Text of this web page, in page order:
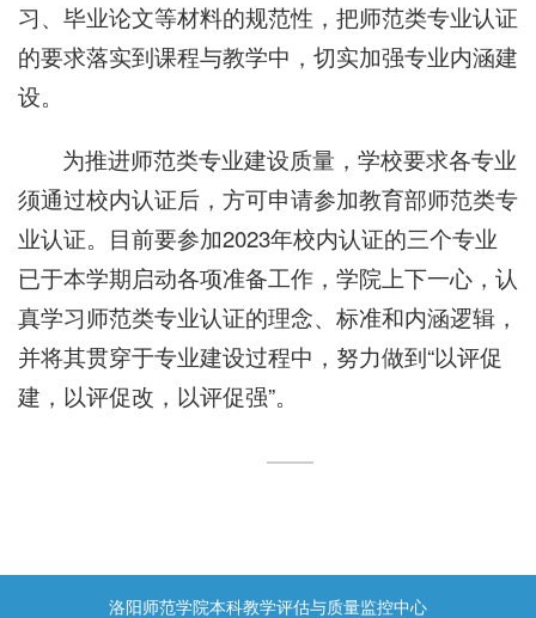
习、毕业论文等材料的规范性，把师范类专业认证
的要求落实到课程与教学中，切实加强专业内涵建
设。
为推进师范类专业建设质量，学校要求各专业
须通过校内认证后，方可申请参加教育部师范类专
业认证。目前要参加2023年校内认证的三个专业
已于本学期启动各项准备工作，学院上下一心，认
真学习师范类专业认证的理念、标准和内涵逻辑，
并将其贯穿于专业建设过程中，努力做到“以评促
建，以评促改，以评促强”。
洛阳师范学院本科教学评估与质量监控中心